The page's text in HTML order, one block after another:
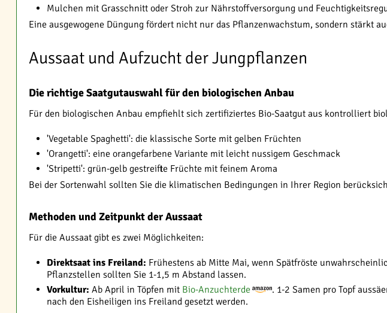
Mulchen mit Grasschnitt oder Stroh zur Nährstoffversorgung und
Eine ausgewogene Düngung fördert nicht nur das Pflanzenwachstum, sondern stärkt
Aussaat und Aufzucht der Jungpflanzen
Die richtige Saatgutauswahl für den biologischen Anbau
Für den biologischen Anbau empfiehlt sich zertifiziertes Bio-Saatgut aus kontrolliert
'Vegetable Spaghetti': die klassische Sorte mit gelben Früchten
'Orangetti': eine orangefarbene Variante mit leicht nussigem Geschmack
'Stripetti': grün-gelb gestreifte Früchte mit feinem Aroma
Bei der Sortenwahl sollten Sie die klimatischen Bedingungen in Ihrer Region
Methoden und Zeitpunkt der Aussaat
Für die Aussaat gibt es zwei Möglichkeiten:
Direktsaat ins Freiland: Frühestens ab Mitte Mai, wenn Spätfröste
Pflanzstellen sollten Sie 1-1,5 m Abstand lassen.
Vorkultur: Ab April in Töpfen mit Bio-Anzuchterde
. 1-2 Samen pro Topf
nach den Eisheiligen ins Freiland gesetzt werden.